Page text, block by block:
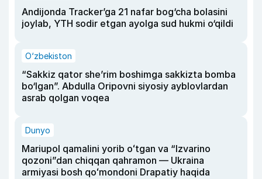
Andijonda Tracker’ga 21 nafar bog‘cha bolasini
joylab, YTH sodir etgan ayolga sud hukmi o‘qildi
O‘zbekiston
“Sakkiz qator she’rim boshimga sakkizta bomba
bo‘lgan”. Abdulla Oripovni siyosiy ayblovlardan
asrab qolgan voqea
Dunyo
Mariupol qamalini yorib oʻtgan va “Izvarino
qozoni”dan chiqqan qahramon — Ukraina
armiyasi bosh qoʻmondoni Drapatiy haqida